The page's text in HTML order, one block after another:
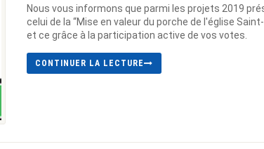
Nous vous informons que parmi les projets 2019
celui de la “Mise en valeur du porche de l'église
et ce grâce à la participation active de vos votes.
CONTINUER LA LECTURE